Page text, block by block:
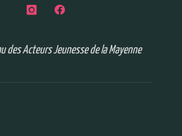
des Acteurs Jeunesse de la Mayenne